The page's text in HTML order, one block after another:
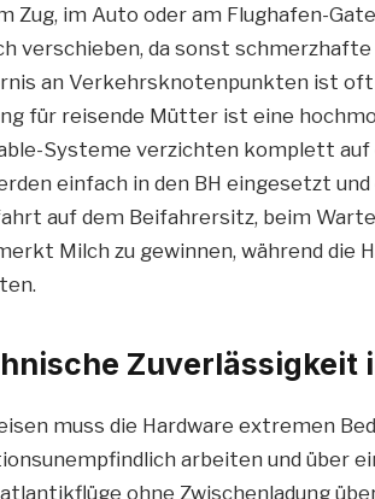
Zug, im Auto oder am Flughafen-
verschieben, da sonst
an Verkehrsknotenpunkten ist
für reisende Mütter ist eine
Systeme verzichten komplett auf
einfach in den BH eingesetzt
auf dem Beifahrersitz, beim
Milch zu gewinnen, während die
Zuverlässigkeit
muss die Hardware extremen
arbeiten und über
ohne Zwischenladung